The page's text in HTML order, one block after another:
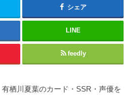
シェア
LINE
feedly
有栖川夏葉のカード・SSR・声優を